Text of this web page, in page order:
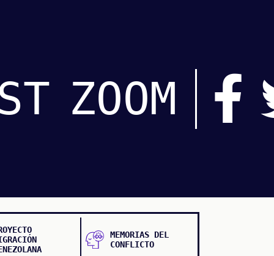
ZOOM
MEMORIAS DEL
CONFLICTO